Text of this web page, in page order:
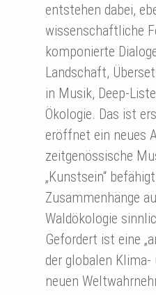
entstehen dabei,
wissenschaftliche
komponierte
Landschaft,
in Musik, Deep-
Ökologie. Das ist
eröffnet ein neues
zeitgenössische
„Kunstsein“
Zusammenhänge
Waldökologie
Gefordert ist eine
der globalen
neuen